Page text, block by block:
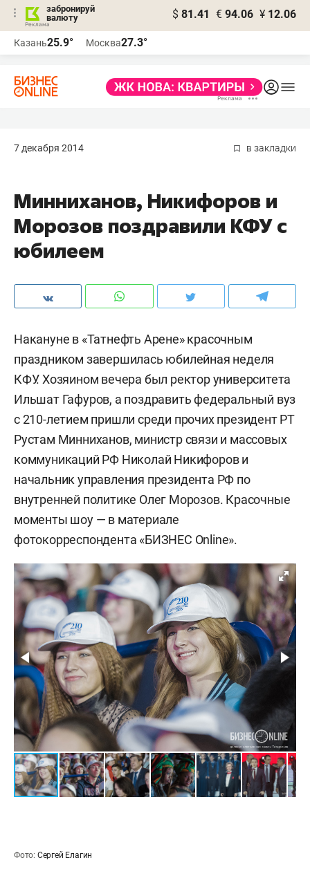
забронируй
валюту
$ 81.41 € 94.06 ¥ 12.06
Казань25.9° Москва27.3°
7 декабря 2014 в закладки
Минниханов, Никифоров и
Морозов поздравили КФУ с
юбилеем
Накануне в «Татнефть Арене» красочным
праздником завершилась юбилейная неделя
КФУ. Хозяином вечера был ректор университета
Ильшат Гафуров, а поздравить федеральный вуз
с 210-летием пришли среди прочих президент РТ
Рустам Минниханов, министр связи и массовых
коммуникаций РФ Николай Никифоров и
начальник управления президента РФ по
внутренней политике Олег Морозов. Красочные
моменты шоу — в материале
фотокорреспондента «БИЗНЕС Online».
Фото: Сергей Елагин